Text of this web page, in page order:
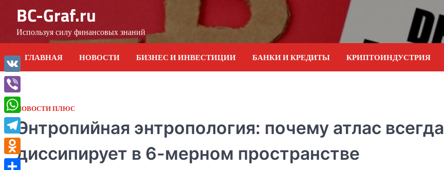
content
BC-Graf.ru
Используя силу финансовых знаний
ГЛАВНАЯ НОВОСТИ БИЗНЕС И ИНВЕСТИЦИИ БАНКИ И КРЕДИТЫ КРИПТОИНДУСТРИЯ
НОВОСТИ ПЛЮС
Энтропийная энтропология: почему атлас всегда
диссипирует в 6-мерном пространстве
VK
Viber
WhatsApp
Telegram
Odnoklassniki